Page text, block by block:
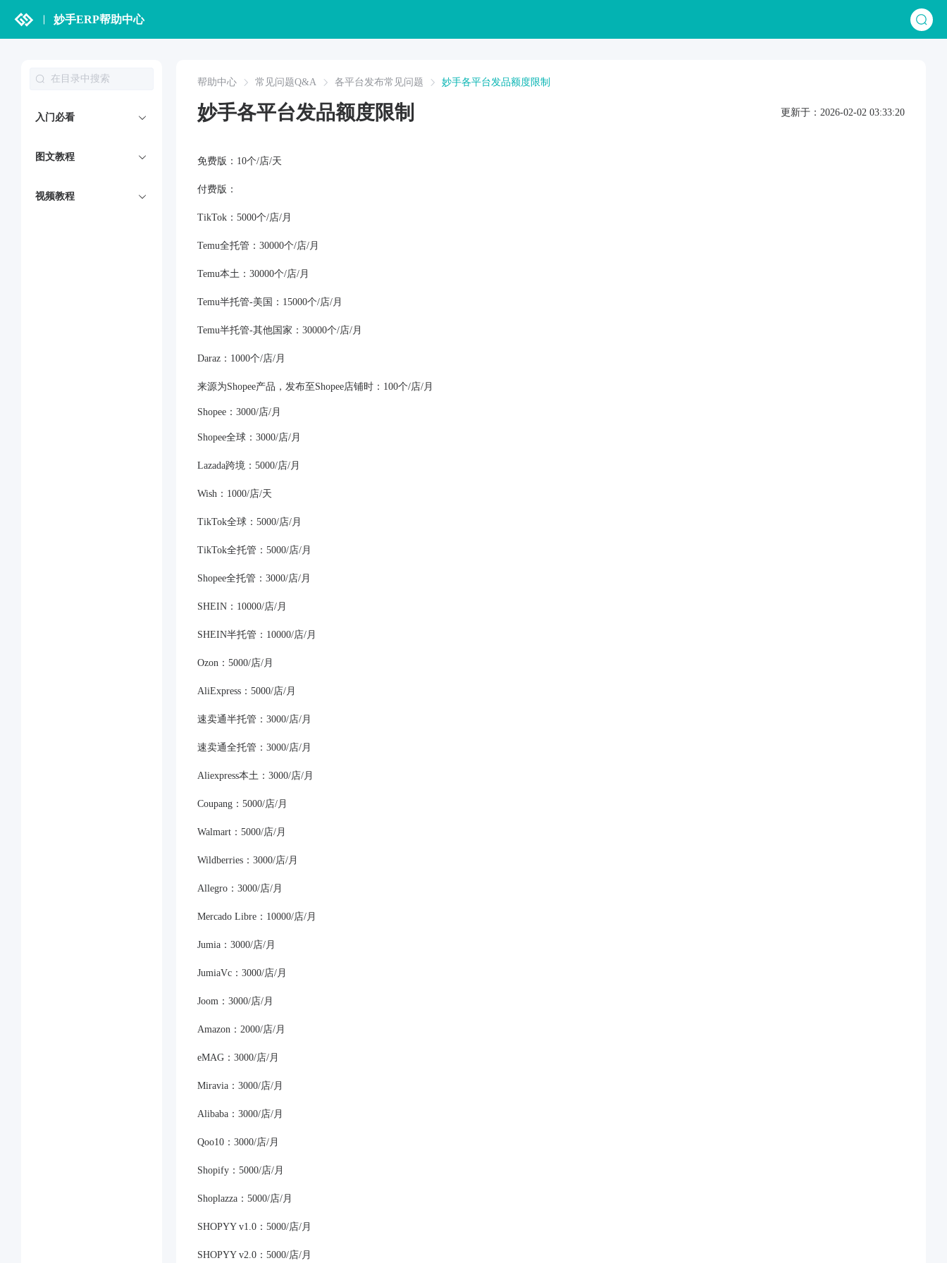
妙手ERP帮助中心
入门必看
图文教程
视频教程
帮助中心 常见问题Q&A 各平台发布常见问题 妙手各平台发品额度限制
妙手各平台发品额度限制 更新于：2026-02-02 03:33:20
免费版：10个/店/天
付费版：
TikTok：5000个/店/月
Temu全托管：30000个/店/月
Temu本土：30000个/店/月
Temu半托管-美国：15000个/店/月
Temu半托管-其他国家：30000个/店/月
Daraz：1000个/店/月
来源为Shopee产品，发布至Shopee店铺时：100个/店/月
Shopee： 3000/店/月
Shopee全球：3000/店/月
Lazada跨境：5000/店/月
Wish：1000/店/天
TikTok全球：5000/店/月
TikTok全托管：5000/店/月
Shopee全托管：3000/店/月
SHEIN：10000/店/月
SHEIN半托管：10000/店/月
Ozon：5000/店/月
AliExpress：5000/店/月
速卖通半托管：3000/店/月
速卖通全托管：3000/店/月
Aliexpress本土：3000/店/月
Coupang：5000/店/月
Walmart：5000/店/月
Wildberries：3000/店/月
Allegro：3000/店/月
Mercado Libre：10000/店/月
Jumia：3000/店/月
JumiaVc：3000/店/月
Joom：3000/店/月
Amazon：2000/店/月
eMAG：3000/店/月
Miravia：3000/店/月
Alibaba：3000/店/月
Qoo10：3000/店/月
Shopify：5000/店/月
Shoplazza：5000/店/月
SHOPYY v1.0：5000/店/月
SHOPYY v2.0：5000/店/月